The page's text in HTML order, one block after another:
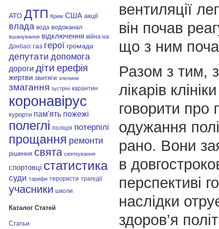
АТО ДТП Крим США акції
влада вода водоканал
вшанування відключення війна на
Донбасі газ герої громада
депутати допомога
дороги діти ерефія
жертви звитяги злочини
змагання зустрічі карантин
коронавірус
курорти пам'ять пожежі
полеглі поліція потерпілі
прощання ремонти
рішення свята святкування
спортовці статистика
суди тарифи терористи трагедії
учасники школи
Каталог Статей
Статьи
вентиляції
він почав
що з ним
Разом з тим,
лікарів
говорити про
одужання
рано. Вони
в
перспективі
наслідки
здоров’я